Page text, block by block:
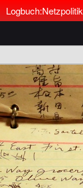
Neumann und Tim